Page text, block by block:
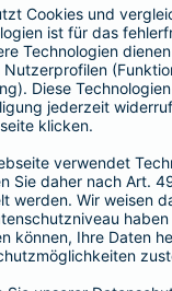
Lebenslage